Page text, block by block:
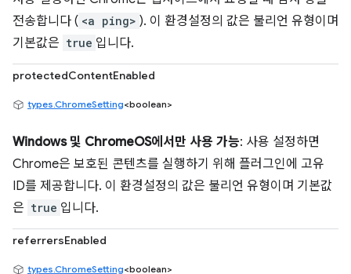
전송합니다 ( <a ping> ). 이 환경설정의 값은 불리언 유형이며
기본값은 true 입니다.
protectedContentEnabled
types.ChromeSetting<boolean>
Windows 및 ChromeOS에서만 사용 가능: 사용 설정하면
Chrome은 보호된 콘텐츠를 실행하기 위해 플러그인에 고유
ID를 제공합니다. 이 환경설정의 값은 불리언 유형이며 기본값
은 true 입니다.
referrersEnabled
types.ChromeSetting<boolean>